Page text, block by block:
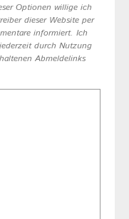
Optionen willige ich
dieser Website per
informiert. Ich
durch Nutzung
Abmeldelinks